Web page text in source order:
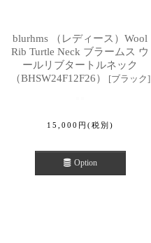
blurhms （レディース）Wool
Rib Turtle Neck ブラームス ウ
ールリブタートルネック
（BHSW24F12F26）
[ブラック]
15,000 円 (税別)
Option